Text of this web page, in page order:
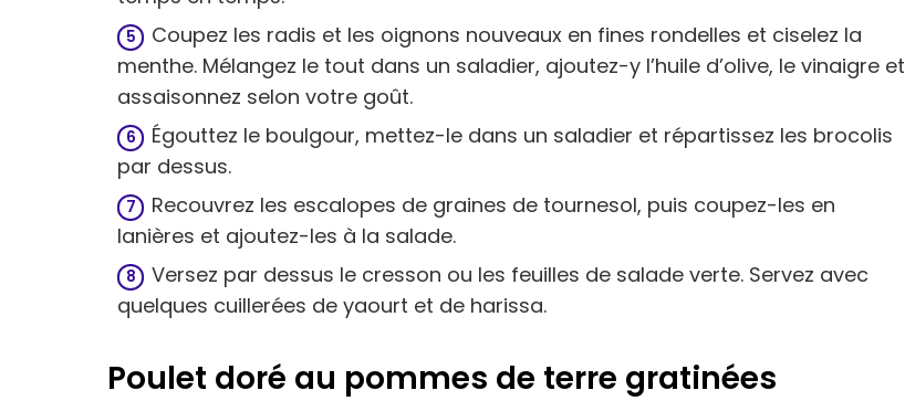
Coupez les radis et les oignons nouveaux en fines rondelles et ciselez la
menthe. Mélangez le tout dans un saladier, ajoutez-y l’huile d’olive, le vinaigre et
assaisonnez selon votre goût.
Égouttez le boulgour, mettez-le dans un saladier et répartissez les brocolis
par dessus.
Recouvrez les escalopes de graines de tournesol, puis coupez-les en
lanières et ajoutez-les à la salade.
Versez par dessus le cresson ou les feuilles de salade verte. Servez avec
quelques cuillerées de yaourt et de harissa.
Poulet doré au pommes de terre gratinées